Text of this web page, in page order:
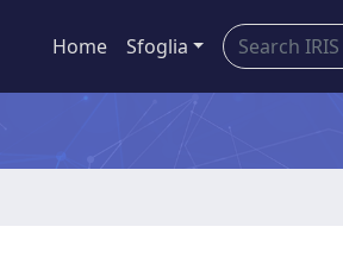
Home Sfoglia